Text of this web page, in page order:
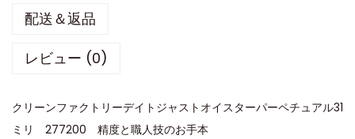
配送＆返品
レビュー (0)
クリーンファクトリーデイトジャストオイスターパーペチュアル31
ミリ 277200 精度と職人技のお手本